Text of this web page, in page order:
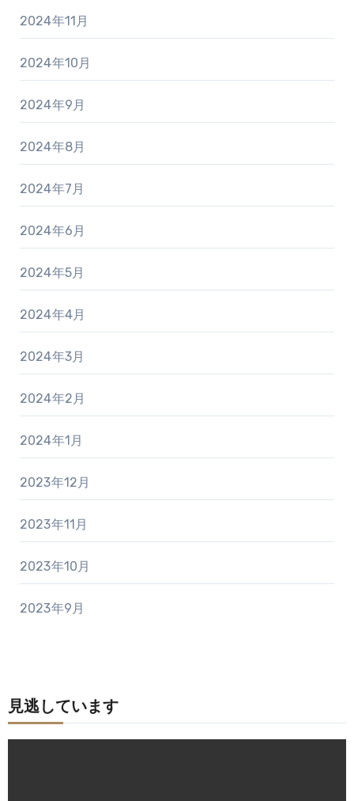
2024年11月
2024年10月
2024年9月
2024年8月
2024年7月
2024年6月
2024年5月
2024年4月
2024年3月
2024年2月
2024年1月
2023年12月
2023年11月
2023年10月
2023年9月
見逃しています